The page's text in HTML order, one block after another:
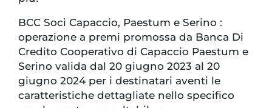
BCC Soci Capaccio, Paestum e Serino :
operazione a premi promossa da Banca Di
Credito Cooperativo di Capaccio Paestum e
Serino valida dal 20 giugno 2023 al 20
giugno 2024 per i destinatari aventi le
caratteristiche dettagliate nello specifico